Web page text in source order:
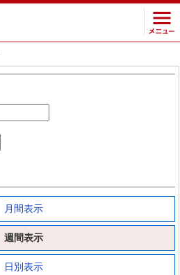
月間表示
週間表示
日別表示